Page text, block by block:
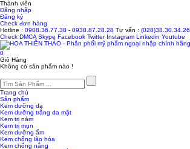
Thành viên
Đăng nhập
Đăng ký
Check đơn hàng
Hotline : 0908.36.77.38 - 0938.87.28.28 Tư vấn : (028)38.30.34.26
Check DMCA Skype Facebook Twitter Instagram Linkedin Youtube
0
Giỏ Hàng
Không có sản phẩm nào !
Trang chủ
Sản phẩm
Kem dưỡng da
Kem dưỡng trắng da mặt
Kem trị nám
Kem trị mụn
Kem dưỡng ẩm
Kem chống lão hóa
Kem chống nắng